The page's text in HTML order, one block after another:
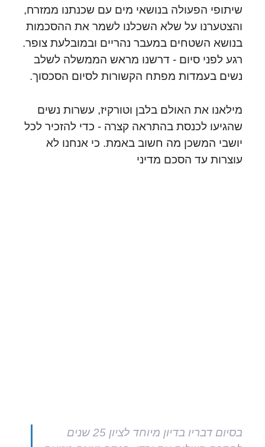
שיתופי הפעולה בנושאי מים עם שכנתנו ממזרח,
והצטערנו על שלא השכלנו לשמר את ההסכמות
בנושא השטחים במעבר נהריים ובמובלעת צופר.
רגע לפני סיום - דרשנו מראש הממשלה לשלב
נשים בעמדות מפתח הקשורות לסיום הסכסוך.
מילאנו את האולם בלבן וטורקיז, עשרות נשים
שהגיעו לכנסת בהתראה קצרה - כדי להזכיר לכל
יושבי המשכן מה חשוב באמת. כי אנחנו לא
עוצרות עד הסכם מדיני
בסיום דבריו בדיון מיוחד לציון 25 שנים